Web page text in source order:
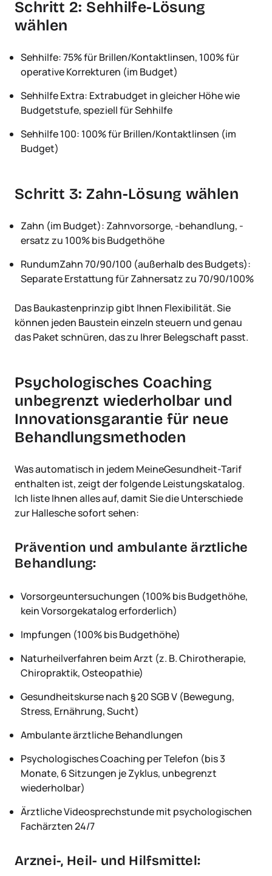
Schritt 2: Sehhilfe-Lösung
wählen
Sehhilfe: 75% für Brillen/Kontaktlinsen, 100% für
operative Korrekturen (im Budget)
Sehhilfe Extra: Extrabudget in gleicher Höhe wie
Budgetstufe, speziell für Sehhilfe
Sehhilfe 100: 100% für Brillen/Kontaktlinsen (im
Budget)
Schritt 3: Zahn-Lösung wählen
Zahn (im Budget): Zahnvorsorge, -behandlung, -
ersatz zu 100% bis Budgethöhe
RundumZahn 70/90/100 (außerhalb des Budgets):
Separate Erstattung für Zahnersatz zu 70/90/100%
Das Baukastenprinzip gibt Ihnen Flexibilität. Sie
können jeden Baustein einzeln steuern und genau
das Paket schnüren, das zu Ihrer Belegschaft passt.
Psychologisches Coaching
unbegrenzt wiederholbar und
Innovationsgarantie für neue
Behandlungsmethoden
Was automatisch in jedem MeineGesundheit-Tarif
enthalten ist, zeigt der folgende Leistungskatalog.
Ich liste Ihnen alles auf, damit Sie die Unterschiede
zur Hallesche sofort sehen:
Prävention und ambulante ärztliche
Behandlung:
Vorsorgeuntersuchungen (100% bis Budgethöhe,
kein Vorsorgekatalog erforderlich)
Impfungen (100% bis Budgethöhe)
Naturheilverfahren beim Arzt (z. B. Chirotherapie,
Chiropraktik, Osteopathie)
Gesundheitskurse nach § 20 SGB V (Bewegung,
Stress, Ernährung, Sucht)
Ambulante ärztliche Behandlungen
Psychologisches Coaching per Telefon (bis 3
Monate, 6 Sitzungen je Zyklus, unbegrenzt
wiederholbar)
Ärztliche Videosprechstunde mit psychologischen
Fachärzten 24/7
Arznei-, Heil- und Hilfsmittel: